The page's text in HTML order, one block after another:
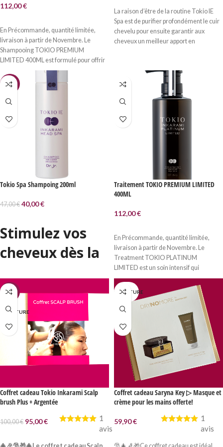
112,00€
En Précommande, quantité limitée,
livraison à partir de Novembre. Le
Shampooing TOKIO PREMIUM
LIMITED 400ML est formulé pour offrir
une expérience de nettoyage et
d’hydratation supérieure grâce à ses
principes actifs soigneusement
sélectionnés. Flacon pompe réutilisable
et rechargeable.
La raison d’être de la routine Tokio IE
Spa est de purifier profondément le cuir
chevelu pour ensuite garantir aux
cheveux un meilleur apport en
piliers fondamentaux : l’hydratation du
cuir chevelu, la circulation sanguine et
la force du cheveu. Attention : le
traitement est à utiliser en duo avec le
produits sont indissociables.
-15%
Tokio Spa Shampoing 200ml
47,00€ 40,00€
Stimulez vos
cheveux dès la
Le protocole
TOKIO IE SPA
présente de
nouvelles
technologies
hydratantes
brevetées qui
combinées à une
circulation
Traitement TOKIO PREMIUM LIMITED
400ML
112,00€
En Précommande, quantité limitée,
livraison à partir de Novembre. Le
Treatment TOKIO PLATINUM
LIMITED est un soin intensif qui
combine des agents réparateurs et
hydratants pour transformer les
cheveux endommagés.
-5%
RUPTURE
Coffret cadeau Tokio Inkarami Scalp
brush Plus + Argentée
100,00€ 95,00€
1
avis
EN RUPTURE
Coffret cadeau Saryna Key ▷ Masque et
crème pour les mains offerte!
59,90€
1
avis